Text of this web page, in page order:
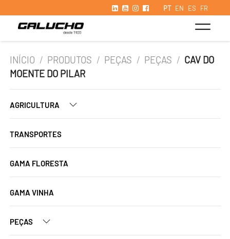
PT EN ES FR
INÍCIO / PRODUTOS / PEÇAS / PEÇAS / CAV DO
MOENTE DO PILAR
AGRICULTURA
TRANSPORTES
GAMA FLORESTA
GAMA VINHA
PEÇAS